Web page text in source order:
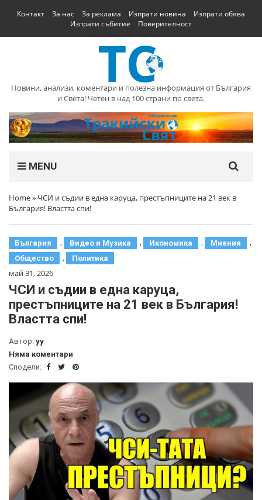
Контакт За нас За реклама Изпрати новина
Изпрати обява
Изпрати събитие
Поверителност
Новини, анализи, коментари и полезна информация от България
и Света! Четен в над 100 страни по света.
MENU
Home» ЧСИ и съдии в една каруца, престъпниците на 21 век в
България! Властта спи!
България , Видео и Музика , Икономика , Мнения ,
Общество , Политика
май 31, 2026
ЧСИ и съдии в една каруца,
престъпниците на 21 век в България!
Властта спи!
Автор: yy
Няма коментари
Сподели: